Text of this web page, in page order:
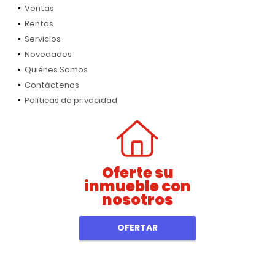
Ventas
Rentas
Servicios
Novedades
Quiénes Somos
Contáctenos
Políticas de privacidad
Oferte su
inmueble con
nosotros
OFERTAR